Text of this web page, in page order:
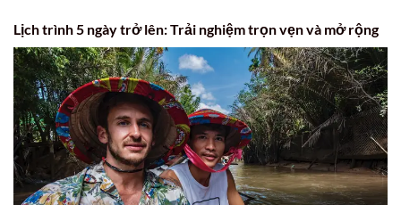
Lịch trình 5 ngày trở lên: Trải nghiệm trọn vẹn và mở rộng